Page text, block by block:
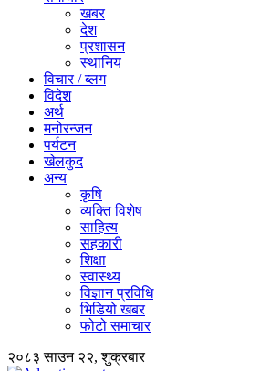
खबर
देश
प्रशासन
स्थानिय
विचार / ब्लग
विदेश
अर्थ
मनोरन्जन
पर्यटन
खेलकुद
अन्य
कृषि
व्यक्ति विशेष
साहित्य
सहकारी
शिक्षा
स्वास्थ्य
विज्ञान प्रविधि
भिडियो खबर
फोटो समाचार
२०८३ साउन २२, शुक्रबार